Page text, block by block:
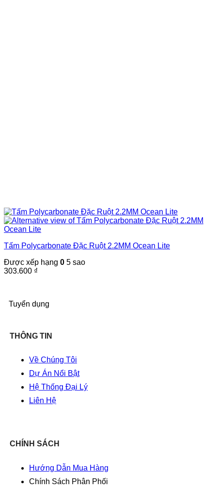
Tấm Polycarbonate Đặc Ruột 2.2MM Ocean Lite
Được xếp hạng 0 5 sao
303.600 ₫
Tuyển dụng
THÔNG TIN
Về Chúng Tôi
Dự Án Nổi Bật
Hệ Thống Đại Lý
Liên Hệ
CHÍNH SÁCH
Hướng Dẫn Mua Hàng
Chính Sách Phân Phối